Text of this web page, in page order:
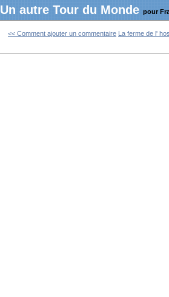
Un autre Tour du Monde pour
<< Comment ajouter un commentaire La ferme de l'